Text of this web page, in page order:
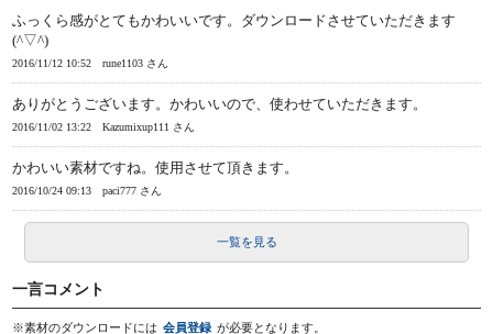
ふっくら感がとてもかわいいです。ダウンロードさせていただきます
(^▽^)
2016/11/12 10:52 rune1103 さん
ありがとうございます。かわいいので、使わせていただきます。
2016/11/02 13:22 Kazumixup111 さん
かわいい素材ですね。使用させて頂きます。
2016/10/24 09:13 paci777 さん
一覧を見る
一言コメント
※素材のダウンロードには 会員登録 が必要となります。